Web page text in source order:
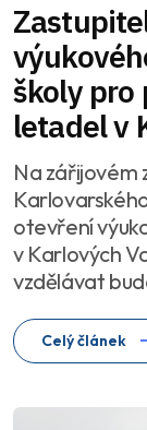
školy pro
letadel v
Na zářijovém
otevření
v Karlových
vzdělávat
Celý článek